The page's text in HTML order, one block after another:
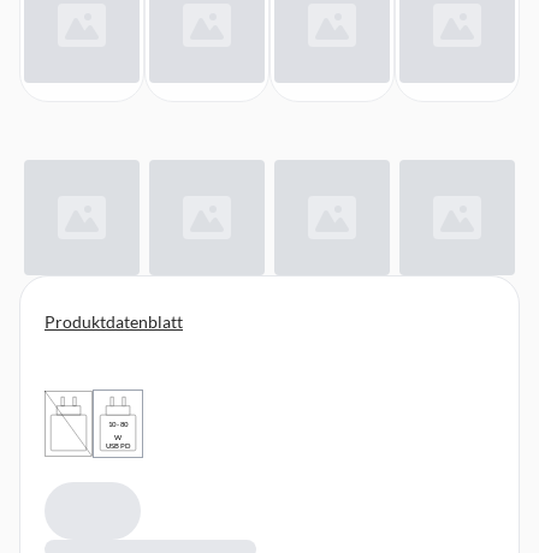
Produktdatenblatt
10 - 80
W
USB PD